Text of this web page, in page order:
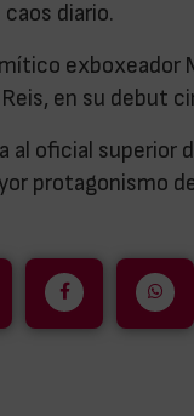
diario.
exboxeador
en su debut
al oficial superior
protagonismo